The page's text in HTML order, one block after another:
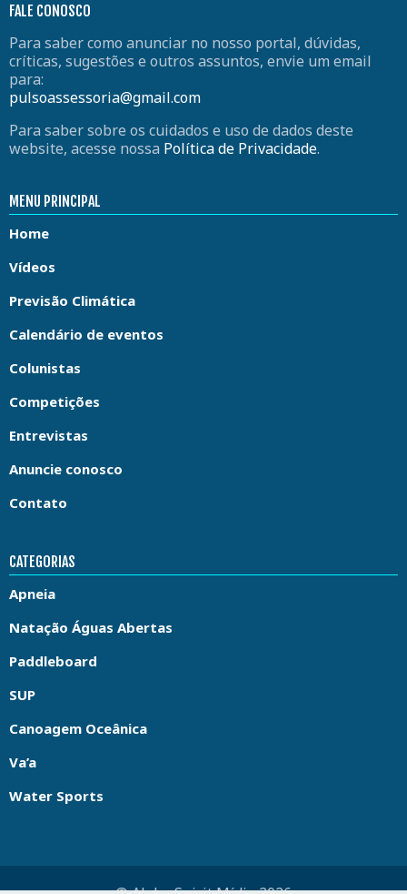
FALE CONOSCO
Para saber como anunciar no nosso portal, dúvidas,
críticas, sugestões e outros assuntos, envie um email
para:
pulsoassessoria@gmail.com
Para saber sobre os cuidados e uso de dados deste
website, acesse nossa Política de Privacidade.
MENU PRINCIPAL
Home
Vídeos
Previsão Climática
Calendário de eventos
Colunistas
Competições
Entrevistas
Anuncie conosco
Contato
CATEGORIAS
Apneia
Natação Águas Abertas
Paddleboard
SUP
Canoagem Oceânica
Va’a
Water Sports